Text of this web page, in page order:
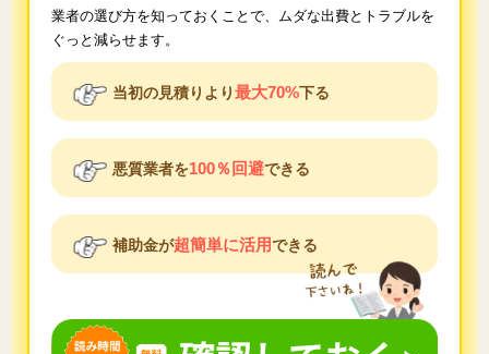
業者の選び方を知っておくことで、ムダな出費とトラブルを
ぐっと減らせます。
当初の見積りより最大70%下る
悪質業者を100％回避できる
補助金が超簡単に活用できる